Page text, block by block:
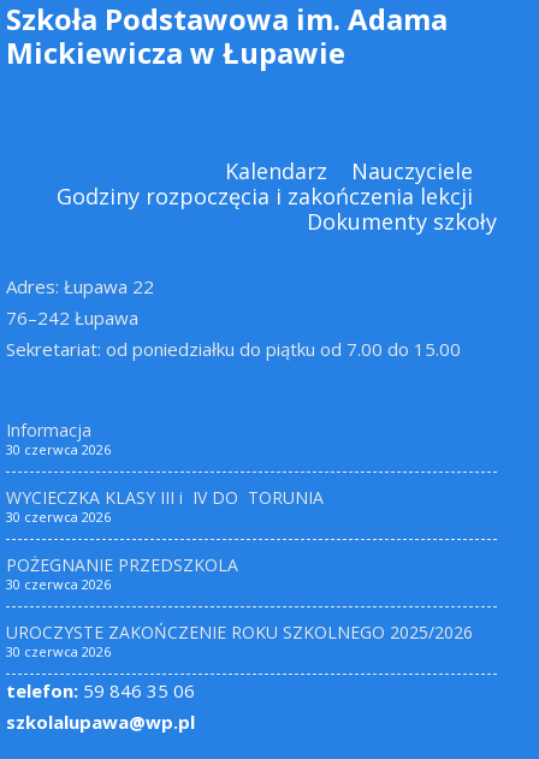
Szkoła Podstawowa im. Adama
Mickiewicza w Łupawie
Kalendarz
Nauczyciele
Godziny rozpoczęcia i zakończenia lekcji
Dokumenty szkoły
Adres: Łupawa 22
76–242 Łupawa
Sekretariat: od poniedziałku do piątku od 7.00 do 15.00
Informacja
30 czerwca 2026
WYCIECZKA KLASY III i IV DO TORUNIA
30 czerwca 2026
POŻEGNANIE PRZEDSZKOLA
30 czerwca 2026
UROCZYSTE ZAKOŃCZENIE ROKU SZKOLNEGO 2025/2026
30 czerwca 2026
telefon: 59 846 35 06
szkolalupawa@wp.pl